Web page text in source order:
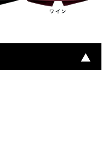
ワイン